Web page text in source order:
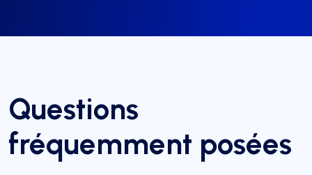
Questions
fréquemment posées